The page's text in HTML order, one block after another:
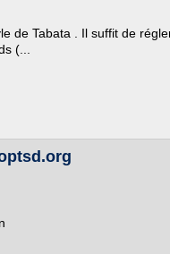
de Tabata . Il suffit de
(...